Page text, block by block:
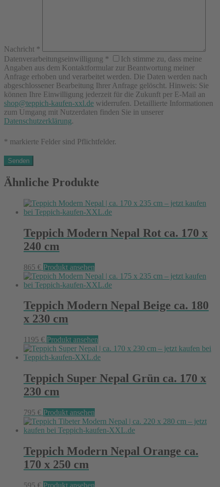
Nachricht *
Datenverarbeitungseinwilligung *
Ich stimme zu, dass meine
Angaben aus dem Kontaktformular zur Beantwortung meiner
Anfrage erhoben und verarbeitet werden. Die Daten werden nach
abgeschlossener Bearbeitung Ihrer Anfrage gelöscht. Hinweis: Sie
können Ihre Einwilligung jederzeit für die Zukunft per E-Mail an
shop@teppich-kaufen-xxl.de widerrufen. Detaillierte Informationen
zum Umgang mit Nutzerdaten finden Sie in unserer
Datenschutzerklärung.
* markierte Felder sind Pflichtfelder.
Ähnliche Produkte
Teppich Modern Nepal Rot ca. 170 x
240 cm
865 € Produkt ansehen
Teppich Modern Nepal Beige ca. 180
x 230 cm
1195 € Produkt ansehen
Teppich Super Nepal Grün ca. 170 x
230 cm
795 € Produkt ansehen
Teppich Modern Nepal Orange ca.
170 x 250 cm
595 € Produkt ansehen